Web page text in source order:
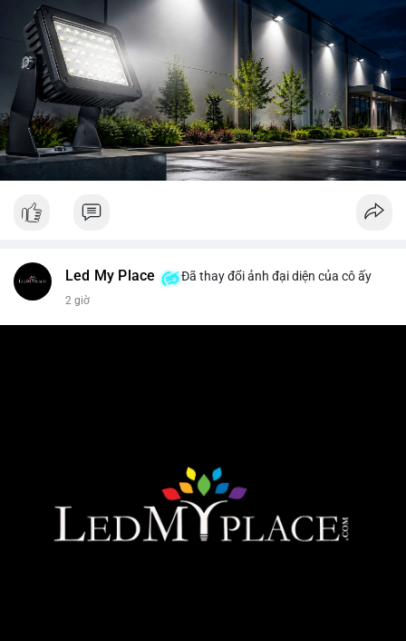
Led My Place Đã thay đổi ảnh đại diện của cô ấy
2 giờ